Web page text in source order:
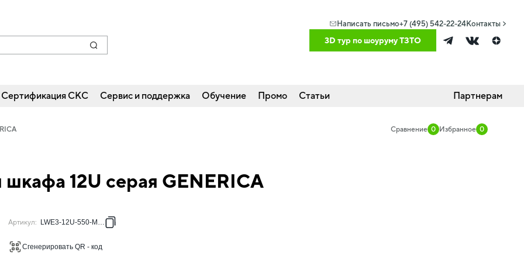
3D тур по шоуруму ТЗТО
Написать письмо+7 (495) 542-22-24Контакты
Сертификация СКС Сервис и поддержка Обучение Промо Статьи Партнерам
Сравнение 0 Избранное 0
12U серая GENERICA
Артикул: LWE3-12U-550-MW-G
Сгенерировать QR - код